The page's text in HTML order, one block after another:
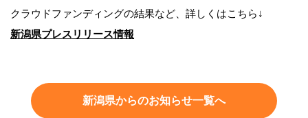
クラウドファンディングの結果など、詳しくはこちら↓
新潟県プレスリリース情報
新潟県からのお知らせ一覧へ